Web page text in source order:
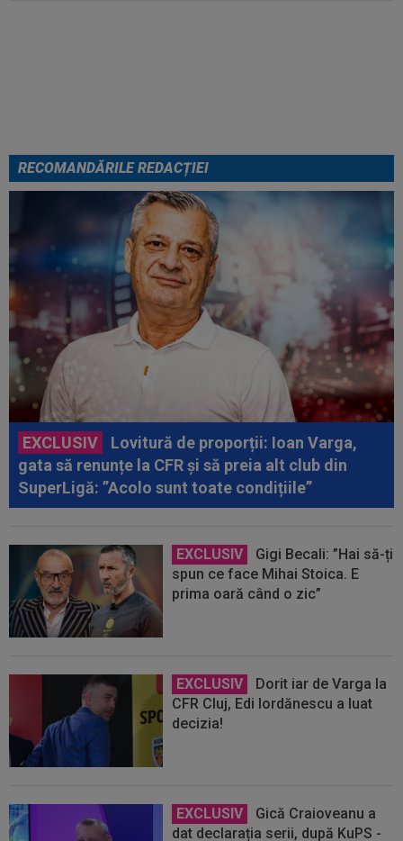
RECOMANDĂRILE REDACȚIEI
EXCLUSIV
Lovitură de proporții: Ioan Varga,
gata să renunțe la CFR și să preia alt club din
SuperLigă: ”Acolo sunt toate condițiile”
EXCLUSIV
Gigi Becali: ”Hai să-ți
spun ce face Mihai Stoica. E
prima oară când o zic”
EXCLUSIV
Dorit iar de Varga la
CFR Cluj, Edi Iordănescu a luat
decizia!
EXCLUSIV
Gică Craioveanu a
dat declarația serii, după KuPS -